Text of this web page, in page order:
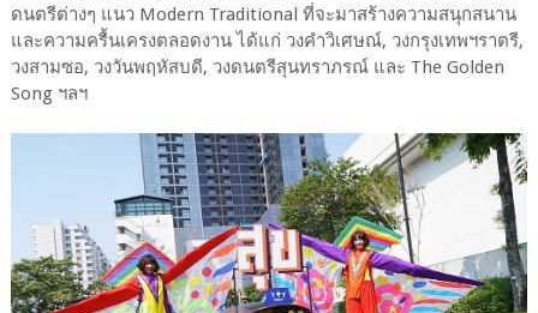
ดนตรีต่างๆ แนว Modern Traditional ที่จะมาสร้างความสนุกสนาน
และความครื้นเครงตลอดงาน ได้แก่ วงคำวิเศษณ์, วงกรุงเทพฯราตรี,
วงสามซอ, วงวันพฤหัสบดี, วงดนตรีสุนทราภรณ์ และ The Golden
Song ฯลฯ